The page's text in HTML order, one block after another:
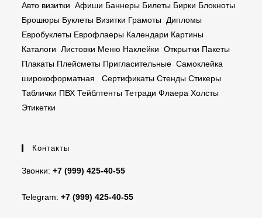
Авто визитки Афиши Баннеры Билеты Бирки Блокноты
Брошюры Буклеты Визитки Грамоты Дипломы
Евробуклеты Еврофлаеры Календари Картины
Каталоги Листовки Меню Наклейки Открытки Пакеты
Плакаты Плейсметы Пригласительные Самоклейка
широкоформатная
Сертификаты Стенды Стикеры
Таблички ПВХ Тейблтенты Тетради Флаера Холсты
Этикетки
Контакты
Звонки:+7 (999) 425-40-55
Telegram:+7 (999) 425-40-55